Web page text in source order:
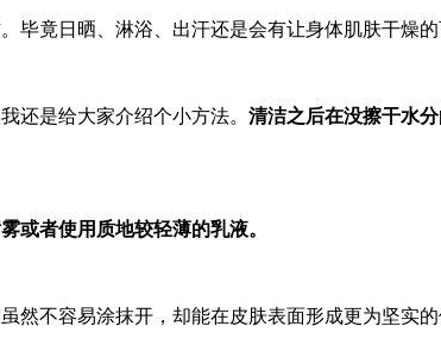
毕竟日晒、淋浴、出汗还是会有让身体肌肤干燥的
还是给大家介绍个小方法。 清洁之后在没擦干水
或者使用质地较轻薄的乳液。
然不容易涂抹开，却能在皮肤表面形成更为坚实